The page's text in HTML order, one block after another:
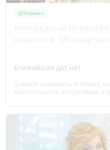
Новинка
Ближайших дат нет
Давайте знакомиться! Легкая,
можно оценить экскурсовода и
стороны — там, где за
переселенцев и архитектурные